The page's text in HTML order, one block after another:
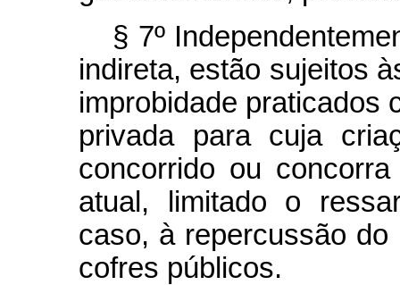
§ 7º
indireta, estão sujeitos
improbidade praticados
privada para cuja
concorrido ou
atual, limitado o
caso, à repercussão
cofres públicos.